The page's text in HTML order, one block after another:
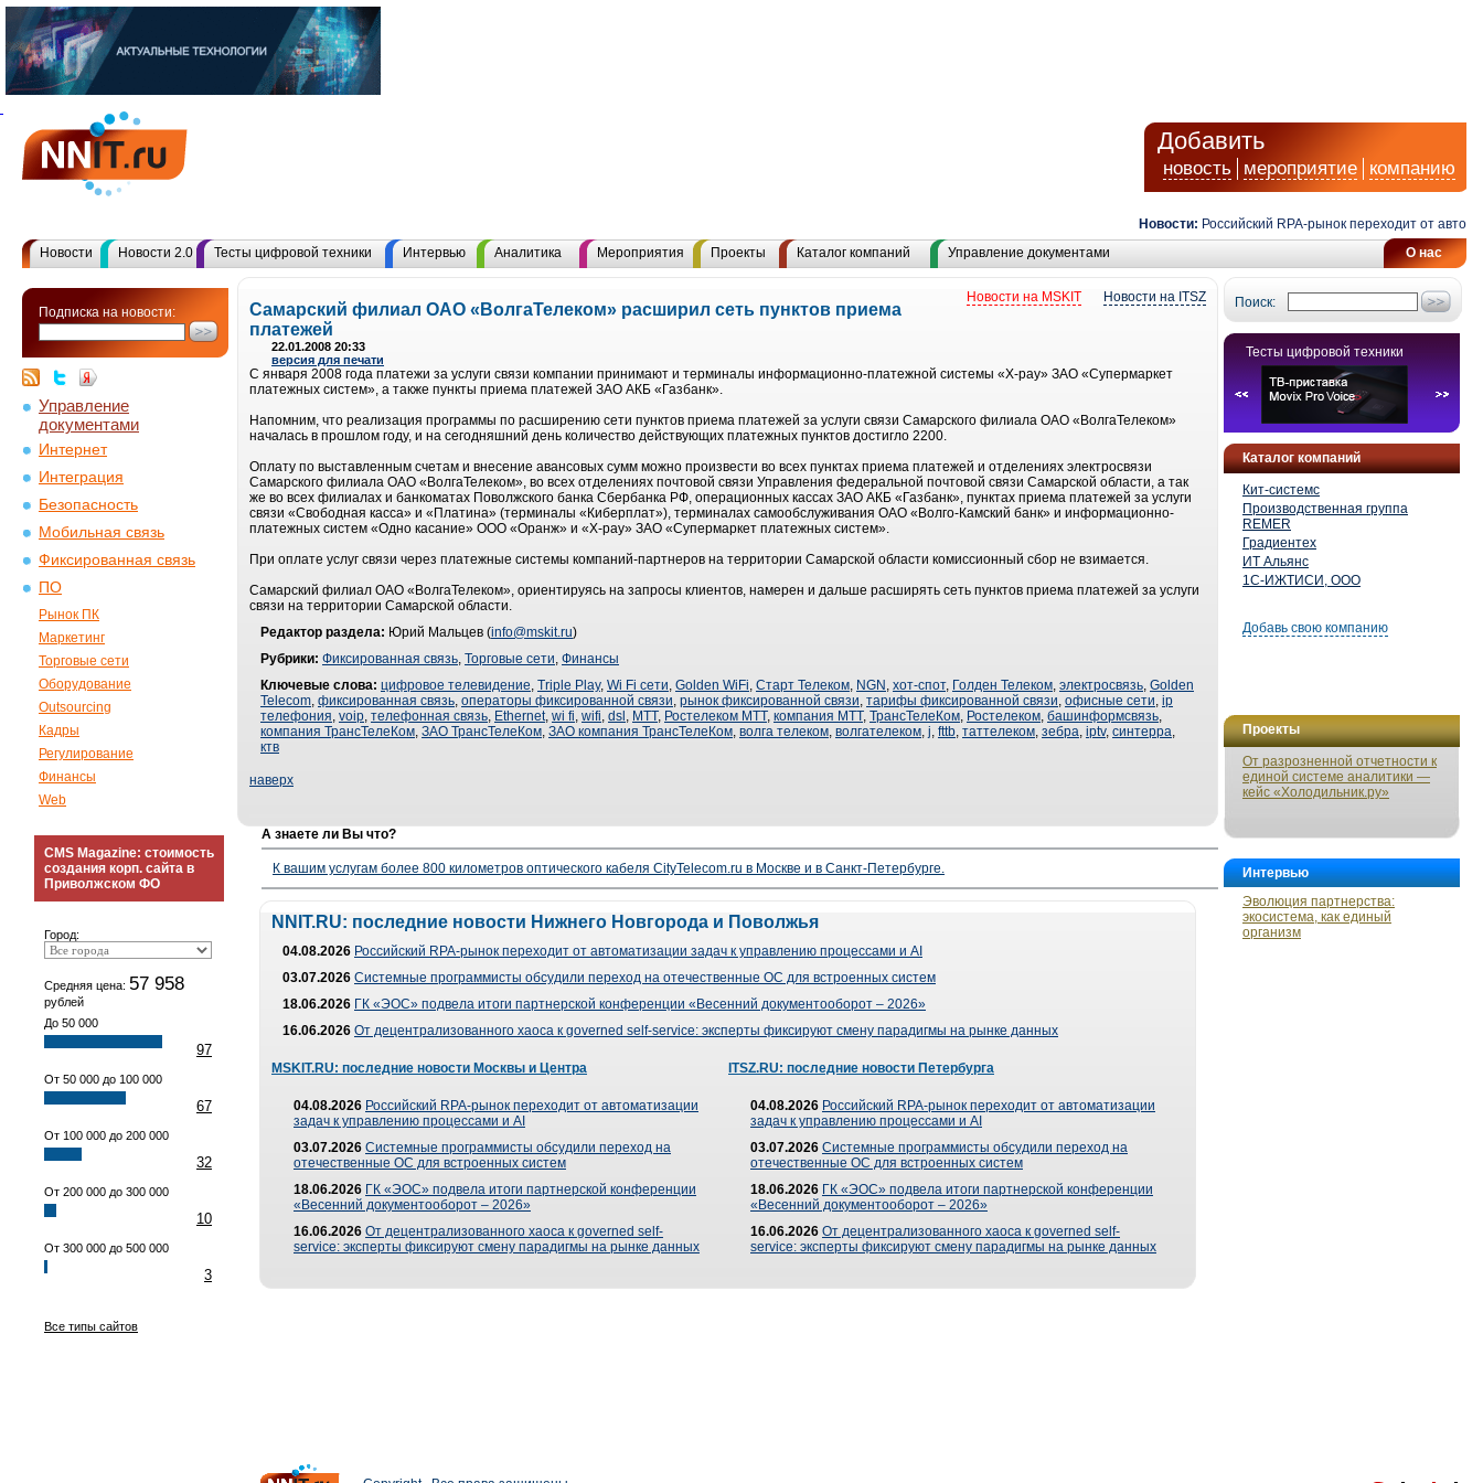
Добавить
новость мероприятие компанию
Новости: Российский RPA-рынок переходит от
О нас
Новости Новости 2.0 Тесты цифровой техники Интервью Аналитика Мероприятия Проекты Каталог компаний Управление документами
Подписка на новости:
Управление
документами
Интернет
Интеграция
Безопасность
Мобильная связь
Фиксированная связь
ПО
Рынок ПК
Маркетинг
Торговые сети
Оборудование
Outsourcing
Кадры
Регулирование
Финансы
Web
CMS Magazine: стоимость
создания корп. сайта в
Приволжском ФО
Город:
Средняя цена: 57 958
рублей
До 50 000
97
От 50 000 до 100 000
67
От 100 000 до 200 000
32
От 200 000 до 300 000
10
От 300 000 до 500 000
3
Все типы сайтов
Поиск:
Тесты цифровой техники
Каталог компаний
Кит-системс
Производственная группа
REMER
Градиентех
ИТ Альянс
1С-ИЖТИСИ, ООО
Добавь свою компанию
Проекты
От разрозненной отчетности к
единой системе аналитики —
кейс «Холодильник.ру»
Интервью
Эволюция партнерства:
экосистема, как единый
организм
Новости на ITSZ
Новости на MSKIT
Самарский филиал ОАО «ВолгаТелеком» расширил сеть пунктов приема
платежей
22.01.2008 20:33
версия для печати
С января 2008 года платежи за услуги связи компании принимают и терминалы информационно-платежной системы «X-pay» ЗАО «Супермаркет
платежных систем», а также пункты приема платежей ЗАО АКБ «Газбанк».
Напомним, что реализация программы по расширению сети пунктов приема платежей за услуги связи Самарского филиала ОАО «ВолгаТелеком»
началась в прошлом году, и на сегодняшний день количество действующих платежных пунктов достигло 2200.
Оплату по выставленным счетам и внесение авансовых сумм можно произвести во всех пунктах приема платежей и отделениях электросвязи
Самарского филиала ОАО «ВолгаТелеком», во всех отделениях почтовой связи Управления федеральной почтовой связи Самарской области, а так
же во всех филиалах и банкоматах Поволжского банка Сбербанка РФ, операционных кассах ЗАО АКБ «Газбанк», пунктах приема платежей за услуги
связи «Свободная касса» и «Платина» (терминалы «Киберплат»), терминалах самообслуживания ОАО «Волго-Камский банк» и информационно-
платежных систем «Одно касание» ООО «Оранж» и «X-pay» ЗАО «Супермаркет платежных систем».
При оплате услуг связи через платежные системы компаний-партнеров на территории Самарской области комиссионный сбор не взимается.
Самарский филиал ОАО «ВолгаТелеком», ориентируясь на запросы клиентов, намерен и дальше расширять сеть пунктов приема платежей за услуги
связи на территории Самарской области.
Редактор раздела: Юрий Мальцев (info@mskit.ru)
Рубрики: Фиксированная связь, Торговые сети, Финансы
Ключевые слова: цифровое телевидение, Triple Play, Wi Fi сети, Golden WiFi, Старт Телеком, NGN , хот-спот, Голден Телеком, электросвязь, Golden
Telecom, фиксированная связь, операторы фиксированной связи, рынок фиксированной связи, тарифы фиксированной связи, офисные сети, ip
телефония, voip, телефонная связь, Ethernet, wi fi, wifi, dsl , МТТ, Ростелеком МТТ, компания МТТ, ТрансТелеКом, Ростелеком, башинформсвязь,
компания ТрансТелеКом, ЗАО ТрансТелеКом, ЗАО компания ТрансТелеКом, волга телеком, волгателеком, j, fttb, таттелеком, зебра, iptv, синтерра,
ктв
наверх
А знаете ли Вы что?
К вашим услугам более 800 километров оптического кабеля CityTelecom.ru в Москве и в Санкт-Петербурге.
NNIT.RU: последние новости Нижнего Новгорода и Поволжья
04.08.2026 Российский RPA-рынок переходит от автоматизации задач к управлению процессами и AI
03.07.2026 Системные программисты обсудили переход на отечественные ОС для встроенных систем
18.06.2026 ГК «ЭОС» подвела итоги партнерской конференции «Весенний документооборот – 2026»
16.06.2026 От децентрализованного хаоса к governed self-service: эксперты фиксируют смену парадигмы на рынке данных
MSKIT.RU: последние новости Москвы и Центра
04.08.2026 Российский RPA-рынок переходит от автоматизации
задач к управлению процессами и AI
03.07.2026 Системные программисты обсудили переход на
отечественные ОС для встроенных систем
18.06.2026 ГК «ЭОС» подвела итоги партнерской конференции
«Весенний документооборот – 2026»
16.06.2026 От децентрализованного хаоса к governed self-
service: эксперты фиксируют смену парадигмы на рынке данных
ITSZ.RU: последние новости Петербурга
04.08.2026 Российский RPA-рынок переходит от автоматизации
задач к управлению процессами и AI
03.07.2026 Системные программисты обсудили переход на
отечественные ОС для встроенных систем
18.06.2026 ГК «ЭОС» подвела итоги партнерской конференции
«Весенний документооборот – 2026»
16.06.2026 От децентрализованного хаоса к governed self-
service: эксперты фиксируют смену парадигмы на рынке данных